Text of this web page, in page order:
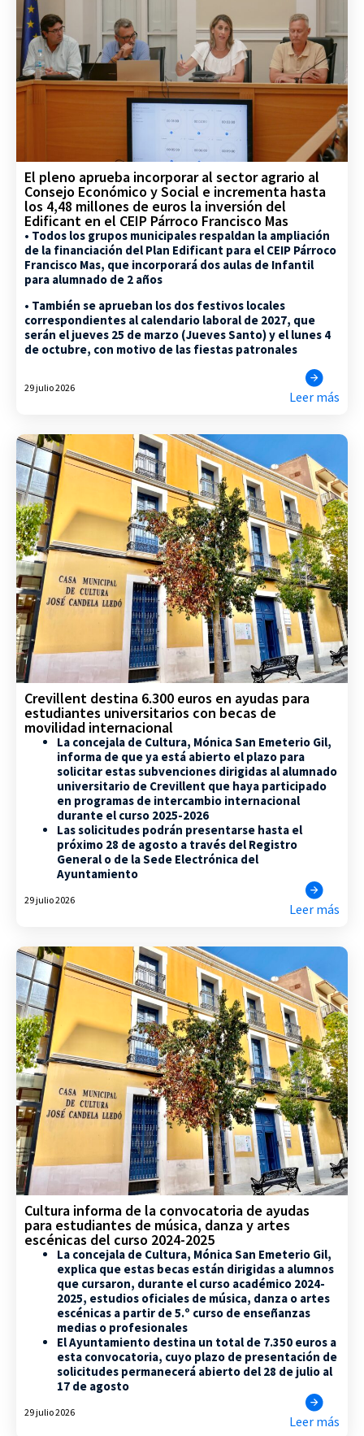
El pleno aprueba incorporar al sector agrario al
Consejo Económico y Social e incrementa hasta
los 4,48 millones de euros la inversión del
Edificant en el CEIP Párroco Francisco Mas
• Todos los grupos municipales respaldan la ampliación
de la financiación del Plan Edificant para el CEIP Párroco
Francisco Mas, que incorporará dos aulas de Infantil
para alumnado de 2 años
• También se aprueban los dos festivos locales
correspondientes al calendario laboral de 2027, que
serán el jueves 25 de marzo (Jueves Santo) y el lunes 4
de octubre, con motivo de las fiestas patronales
29 julio 2026
Leer más
Crevillent destina 6.300 euros en ayudas para
estudiantes universitarios con becas de
movilidad internacional
La concejala de Cultura, Mónica San Emeterio Gil,
informa de que ya está abierto el plazo para
solicitar estas subvenciones dirigidas al alumnado
universitario de Crevillent que haya participado
en programas de intercambio internacional
durante el curso 2025-2026
Las solicitudes podrán presentarse hasta el
próximo 28 de agosto a través del Registro
General o de la Sede Electrónica del
Ayuntamiento
29 julio 2026
Leer más
Cultura informa de la convocatoria de ayudas
para estudiantes de música, danza y artes
escénicas del curso 2024-2025
La concejala de Cultura, Mónica San Emeterio Gil,
explica que estas becas están dirigidas a alumnos
que cursaron, durante el curso académico 2024-
2025, estudios oficiales de música, danza o artes
escénicas a partir de 5.º curso de enseñanzas
medias o profesionales
El Ayuntamiento destina un total de 7.350 euros a
esta convocatoria, cuyo plazo de presentación de
solicitudes permanecerá abierto del 28 de julio al
17 de agosto
29 julio 2026
Leer más